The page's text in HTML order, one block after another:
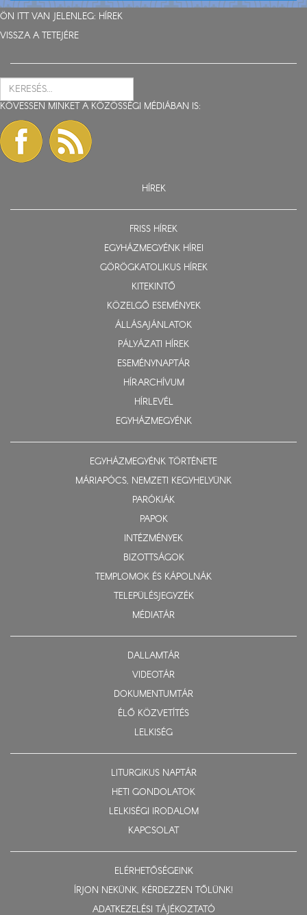
ÖN ITT VAN JELENLEG: HÍREK
VISSZA A TETEJÉRE
KÖVESSEN MINKET A KÖZÖSSÉGI MÉDIÁBAN IS:
HÍREK
FRISS HÍREK
EGYHÁZMEGYÉNK HÍREI
GÖRÖGKATOLIKUS HÍREK
KITEKINTŐ
KÖZELGŐ ESEMÉNYEK
ÁLLÁSAJÁNLATOK
PÁLYÁZATI HÍREK
ESEMÉNYNAPTÁR
HÍRARCHÍVUM
HÍRLEVÉL
EGYHÁZMEGYÉNK
EGYHÁZMEGYÉNK TÖRTÉNETE
MÁRIAPÓCS, NEMZETI KEGYHELYÜNK
PARÓKIÁK
PAPOK
INTÉZMÉNYEK
BIZOTTSÁGOK
TEMPLOMOK ÉS KÁPOLNÁK
TELEPÜLÉSJEGYZÉK
MÉDIATÁR
DALLAMTÁR
VIDEOTÁR
DOKUMENTUMTÁR
ÉLŐ KÖZVETÍTÉS
LELKISÉG
LITURGIKUS NAPTÁR
HETI GONDOLATOK
LELKISÉGI IRODALOM
KAPCSOLAT
ELÉRHETŐSÉGEINK
ÍRJON NEKÜNK, KÉRDEZZEN TŐLÜNK!
ADATKEZELÉSI TÁJÉKOZTATÓ